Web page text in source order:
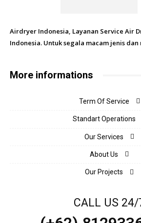
Airdryer Indonesia, Layanan Service Air
Indonesia. Untuk segala macam jenis
More informations
Term Of Service
Standart Operations
Our Services
About Us
Our Projects
CALL US 24/